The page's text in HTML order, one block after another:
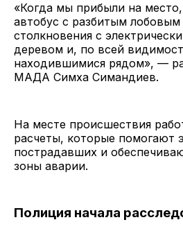
«Когда мы прибыли на
автобус с разбитым лобовым
столкновения с
деревом и, по всей
находившимися рядом», —
МАДА Симха Симандиев.
На месте происшествия
расчеты, которые помогают
пострадавших и
зоны аварии.
Полиция начала